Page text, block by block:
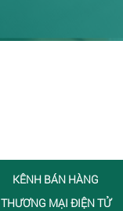
KÊNH BÁN HÀNG
THƯƠNG MẠI ĐIỆN TỬ